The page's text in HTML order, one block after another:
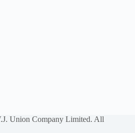
Union Company Limited. All